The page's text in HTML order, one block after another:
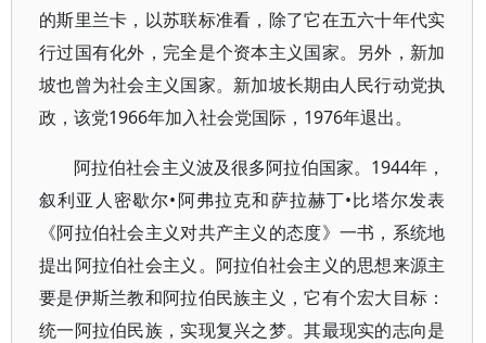
的斯里兰卡，以苏联标准看，除了它在五六十年代实
行过国有化外，完全是个资本主义国家。另外，新加
坡也曾为社会主义国家。新加坡长期由人民行动党执
政，该党1966年加入社会党国际，1976年退出。
阿拉伯社会主义波及很多阿拉伯国家。1944年，
叙利亚人密歇尔•阿弗拉克和萨拉赫丁•比塔尔发表
《阿拉伯社会主义对共产主义的态度》一书，系统地
提出阿拉伯社会主义。阿拉伯社会主义的思想来源主
要是伊斯兰教和阿拉伯民族主义，它有个宏大目标：
统一阿拉伯民族，实现复兴之梦。其最现实的志向是